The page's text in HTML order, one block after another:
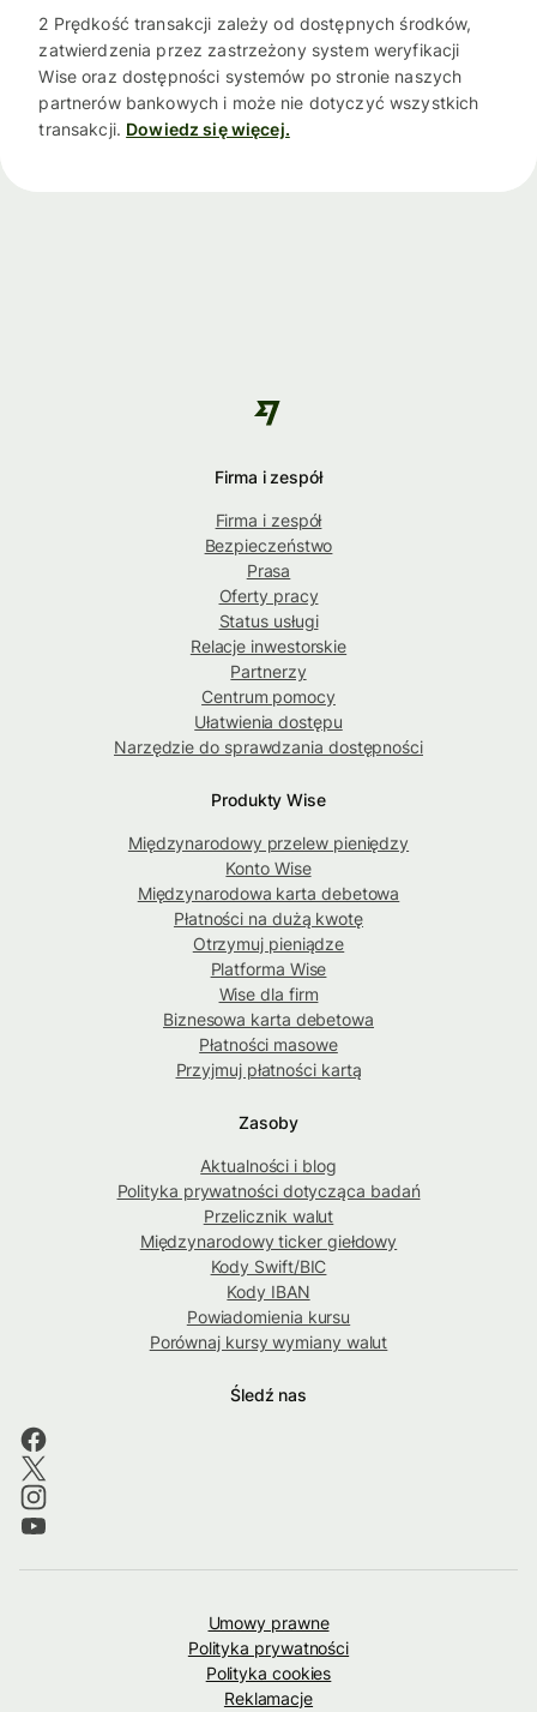
2 Prędkość transakcji zależy od dostępnych środków,
zatwierdzenia przez zastrzeżony system weryfikacji
Wise oraz dostępności systemów po stronie naszych
partnerów bankowych i może nie dotyczyć wszystkich
transakcji. Dowiedz się więcej.
Firma i zespół
Firma i zespół
Bezpieczeństwo
Prasa
Oferty pracy
Status usługi
Relacje inwestorskie
Partnerzy
Centrum pomocy
Ułatwienia dostępu
Narzędzie do sprawdzania dostępności
Produkty Wise
Międzynarodowy przelew pieniędzy
Konto Wise
Międzynarodowa karta debetowa
Płatności na dużą kwotę
Otrzymuj pieniądze
Platforma Wise
Wise dla firm
Biznesowa karta debetowa
Płatności masowe
Przyjmuj płatności kartą
Zasoby
Aktualności i blog
Polityka prywatności dotycząca badań
Przelicznik walut
Międzynarodowy ticker giełdowy
Kody Swift/BIC
Kody IBAN
Powiadomienia kursu
Porównaj kursy wymiany walut
Śledź nas
Umowy prawne
Polityka prywatności
Polityka cookies
Reklamacje